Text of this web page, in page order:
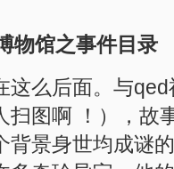
物馆之事件目录
这么后面。与
扫图啊 ！），故
背景身世均成谜